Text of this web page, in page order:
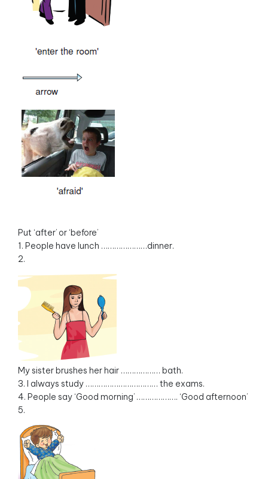
Put ‘after’ or ‘before’
1. People have lunch …………………dinner.
2.
My sister brushes her hair ……………… bath.
3. I always study …………………………… the exams.
4. People say ‘Good morning’ ………………. ‘Good afternoon’
5.